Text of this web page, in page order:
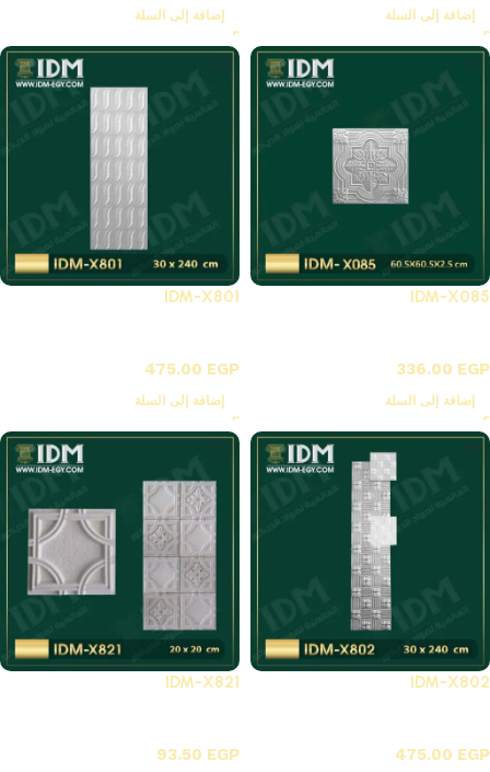
إضافة إلى السلة إضافة إلى السلة
IDM-X085
336.00 EGP
إضافة إلى السلة
IDM-X801
475.00 EGP
إضافة إلى السلة
IDM-X802
475.00 EGP
IDM-X821
93.50 EGP